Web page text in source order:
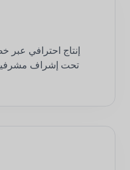
إنتاج احترافي عبر
تحت إشراف